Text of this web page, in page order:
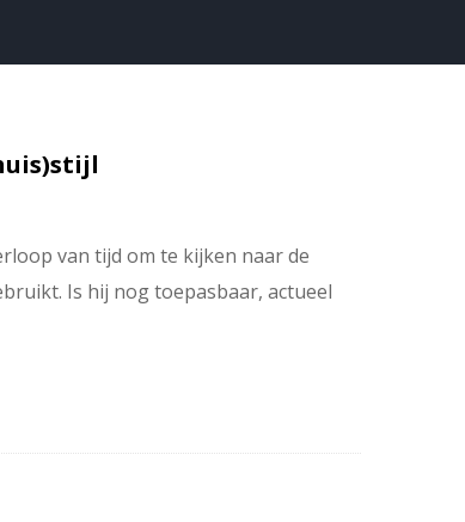
van tijd om te kijken naar de
Is hij nog toepasbaar, actueel